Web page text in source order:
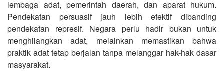
lembaga adat, pemerintah daerah, dan aparat hukum.
Pendekatan persuasif jauh lebih efektif dibanding
pendekatan represif. Negara perlu hadir bukan untuk
menghilangkan adat, melainkan memastikan bahwa
praktik adat tetap berjalan tanpa melanggar hak-hak dasar
masyarakat.